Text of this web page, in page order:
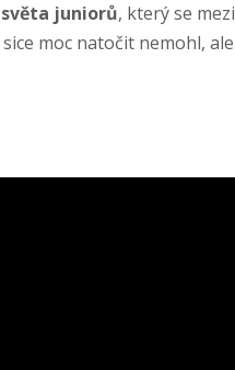
juniorů, který se mezi
moc natočit nemohl, ale